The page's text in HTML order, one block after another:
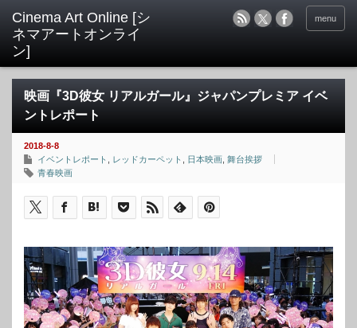
menu
映画『3D彼女 リアルガール』ジャパンプレミア イベ
ントレポート
2018-8-8
イベントレポート
レッドカーペット 日本映画 舞台挨拶
青春映画